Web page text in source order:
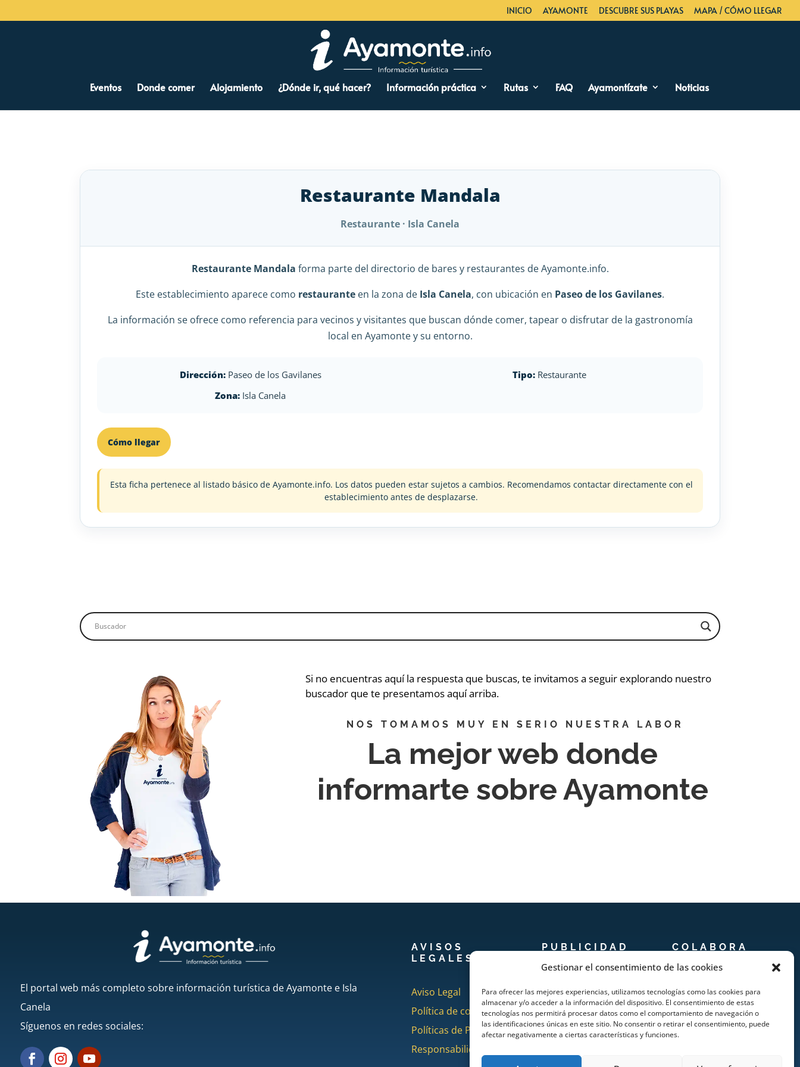
Gestionar el consentimiento de las cookies
Para ofrecer las mejores experiencias, utilizamos tecnologías como las cookies para
almacenar y/o acceder a la información del dispositivo. El consentimiento de estas
tecnologías nos permitirá procesar datos como el comportamiento de navegación o
las identificaciones únicas en este sitio. No consentir o retirar el consentimiento, puede
afectar negativamente a ciertas características y funciones.
INICIO AYAMONTE DESCUBRE SUS PLAYAS MAPA / CÓMO LLEGAR
Eventos Donde comer Alojamiento ¿Dónde ir, qué hacer? Información práctica Rutas FAQ Ayamontízate Noticias
Restaurante Mandala
Restaurante · Isla Canela
Restaurante Mandala forma parte del directorio de bares y restaurantes de Ayamonte.info.
Este establecimiento aparece como restaurante en la zona de Isla Canela, con ubicación en Paseo de los Gavilanes.
La información se ofrece como referencia para vecinos y visitantes que buscan dónde comer, tapear o disfrutar de la gastronomía
local en Ayamonte y su entorno.
Dirección:Paseo de los Gavilanes Tipo: Restaurante
Zona: Isla Canela
Cómo llegar
Esta ficha pertenece al listado básico de Ayamonte.info. Los datos pueden estar sujetos a cambios. Recomendamos contactar directamente con el
establecimiento antes de desplazarse.
Si no encuentras aquí la respuesta que buscas, te invitamos a seguir explorando nuestro
buscador que te presentamos aquí arriba.
NOS TOMAMOS MUY EN SERIO NUESTRA LABOR
La mejor web donde
informarte sobre Ayamonte
El portal web más completo sobre información turística de Ayamonte e Isla
Canela
Síguenos en redes sociales:
AVISOS
LEGALES
Aviso Legal
Política de cookies
Políticas de Privacidad
Responsabilidad
PUBLICIDAD
Publicidad
Quienes somos
COLABORA
Añadir Restaurante &
Bar
Añadir Alojamiento